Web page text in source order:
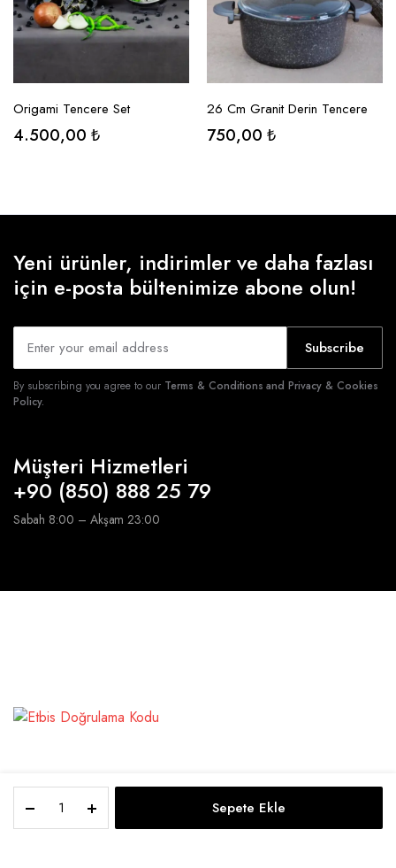
7,5
Sepete Ekle
SEÇENEKLER
Origami Tencere Set
4.500,00 ₺
SEÇENEKLER
26 Cm Granit Derin Tencere
750,00 ₺
Yeni ürünler, indirimler ve daha fazlası
için e-posta bültenimize abone olun!
Subscribe
By subscribing you agree to our Terms & Conditions and Privacy & Cookies
Policy.
Müşteri Hizmetleri
+90 (850) 888 25 79
Sabah 8:00 – Akşam 23:00
Copyright 2026 © Sultanlique